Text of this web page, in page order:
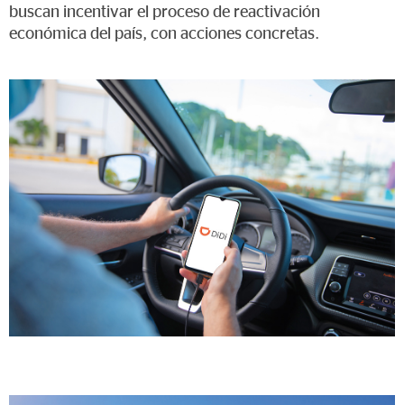
buscan incentivar el proceso de reactivación
económica del país, con acciones concretas.